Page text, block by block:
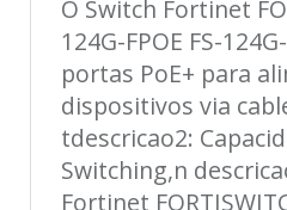
O Switch Fortinet
124G-FPOE FS-
portas PoE+ para
dispositivos via
tdescricao2:
Switching,n
Fortinet